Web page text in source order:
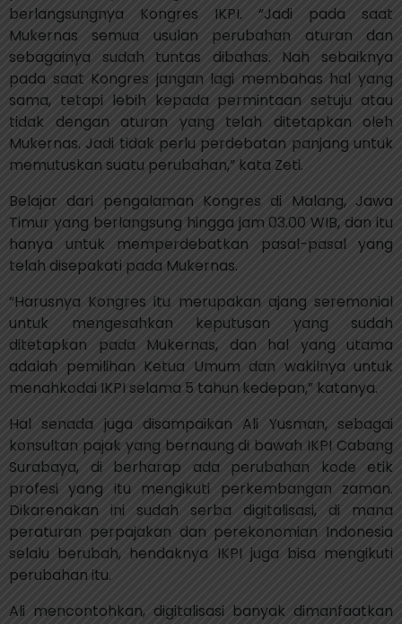
berlangsungnya Kongres IKPI. “Jadi pada saat
Mukernas semua usulan perubahan aturan dan
sebagainya sudah tuntas dibahas. Nah sebaiknya
pada saat Kongres jangan lagi membahas hal yang
sama, tetapi lebih kepada permintaan setuju atau
tidak dengan aturan yang telah ditetapkan oleh
Mukernas. Jadi tidak perlu perdebatan panjang untuk
memutuskan suatu perubahan,” kata Zeti.
Belajar dari pengalaman Kongres di Malang, Jawa
Timur yang berlangsung hingga jam 03.00 WIB, dan itu
hanya untuk memperdebatkan pasal-pasal yang
telah disepakati pada Mukernas.
“Harusnya Kongres itu merupakan ajang seremonial
untuk mengesahkan keputusan yang sudah
ditetapkan pada Mukernas, dan hal yang utama
adalah pemilihan Ketua Umum dan wakilnya untuk
menahkodai IKPI selama 5 tahun kedepan,” katanya.
Hal senada juga disampaikan Ali Yusman, sebagai
konsultan pajak yang bernaung di bawah IKPI Cabang
Surabaya, di berharap ada perubahan kode etik
profesi yang itu mengikuti perkembangan zaman.
Dikarenakan ini sudah serba digitalisasi, di mana
peraturan perpajakan dan perekonomian Indonesia
selalu berubah, hendaknya IKPI juga bisa mengikuti
perubahan itu.
Ali mencontohkan, digitalisasi banyak dimanfaatkan